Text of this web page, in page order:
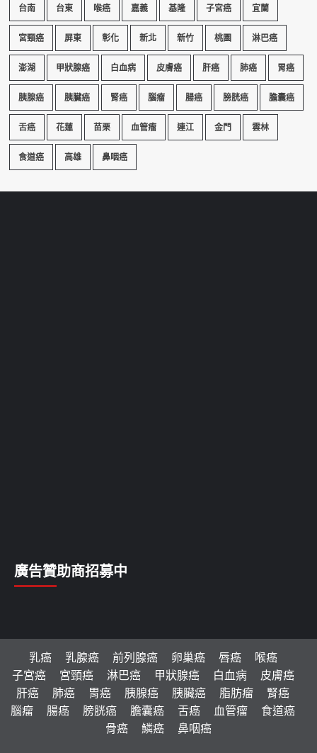
台南 台東 喉癌 嘉義 基隆 子宮癌 宜蘭
宮頸癌 屏東 彰化 新北 新竹 桃園 淋巴癌
澎湖 甲狀腺癌 白血病 皮膚癌 肝癌 肺癌 胃癌
胰腺癌 胰臟癌 腎癌 腦瘤 腸癌 膀胱癌 膽囊癌
舌癌 花蓮 苗栗 血管瘤 連江 金門 雲林
食道癌 高雄 鼻咽癌
廣告贊助商招募中
乳癌 乳腺癌 前列腺癌 卵巢癌 唇癌
喉癌
子宮癌
宮頸癌 淋巴癌 甲狀腺癌 白血病
皮膚癌
肝癌
肺癌 胃癌 胰腺癌 胰臟癌 脂肪瘤
腎癌
腦瘤
腸癌 膀胱癌 膽囊癌 舌癌 血管瘤
食道癌
骨癌
鱗癌 鼻咽癌